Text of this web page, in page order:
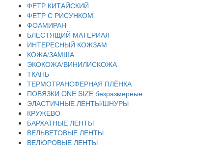
ФЕТР КИТАЙСКИЙ
ФЕТР С РИСУНКОМ
ФОАМИРАН
БЛЕСТЯЩИЙ МАТЕРИАЛ
ИНТЕРЕСНЫЙ КОЖЗАМ
КОЖА/ЗАМША
ЭКОКОЖА/ВИНИЛИСКОЖА
ТКАНЬ
ТЕРМОТРАНСФЕРНАЯ ПЛЁНКА
ПОВЯЗКИ ONE SIZE безразмерные
ЭЛАСТИЧНЫЕ ЛЕНТЫ/ШНУРЫ
КРУЖЕВО
БАРХАТНЫЕ ЛЕНТЫ
ВЕЛЬВЕТОВЫЕ ЛЕНТЫ
ВЕЛЮРОВЫЕ ЛЕНТЫ